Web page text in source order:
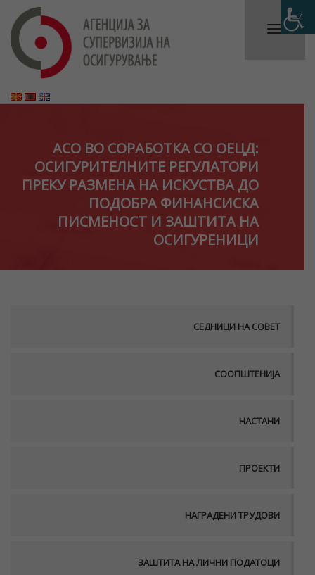
АСО ВО СОРАБОТКА СО ОЕЦД:
ОСИГУРИТЕЛНИТЕ РЕГУЛАТОРИ
ПРЕКУ РАЗМЕНА НА ИСКУСТВА ДО
ПОДОБРА ФИНАНСИСКА
ПИСМЕНОСТ И ЗАШТИТА НА
ОСИГУРЕНИЦИ
СЕДНИЦИ НА СОВЕТ
СООПШТЕНИЈА
НАСТАНИ
ПРОЕКТИ
НАГРАДЕНИ ТРУДОВИ
ЗАШТИТА НА ЛИЧНИ ПОДАТОЦИ